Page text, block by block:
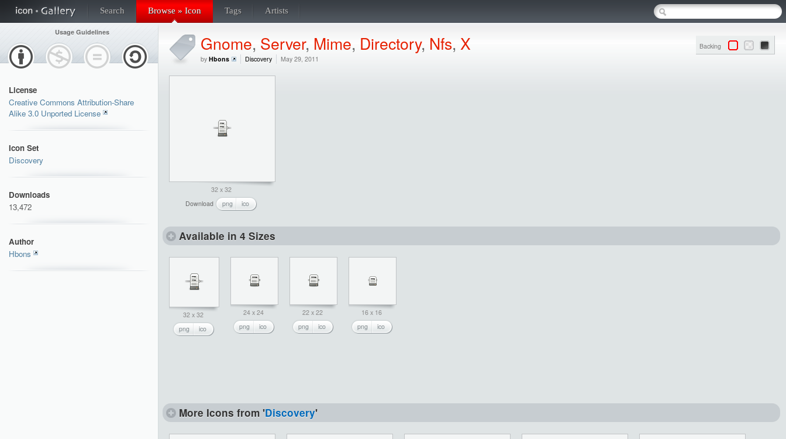
Search Browse » Icon Tags Artists
Usage Guidelines
License
Creative Commons Attribution-Share
Alike 3.0 Unported License
Icon Set
Discovery
Downloads
13,472
Author
Hbons
Backing
Gnome, Server, Mime, Directory, Nfs, X
by Hbons Discovery May 29, 2011
32 x 32
Download
png ico
Available in 4 Sizes
32 x 32
png
ico
24 x 24
png
ico
22 x 22
png
ico
16 x 16
png
ico
More Icons from 'Discovery'